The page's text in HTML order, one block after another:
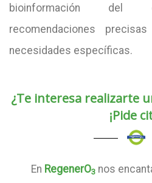
bioinformación del
recomendaciones
necesidades específicas.
¿Te interesa realizarte
¡Pide
En RegenerO3nos